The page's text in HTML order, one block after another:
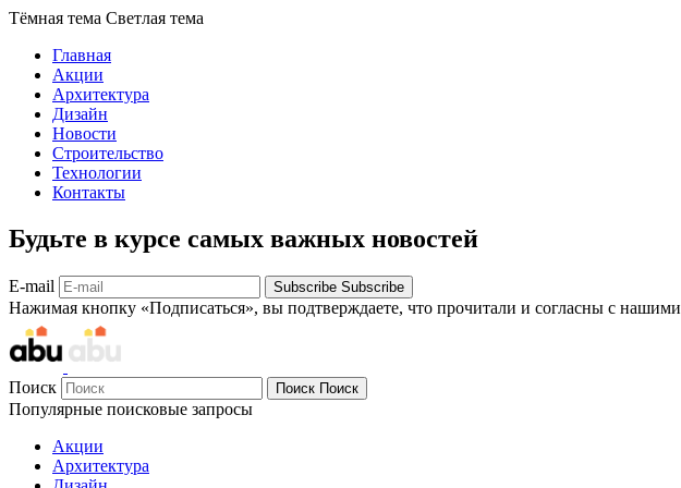
Тёмная тема Светлая тема
Главная
Акции
Архитектура
Дизайн
Новости
Строительство
Технологии
Контакты
Будьте в курсе самых важных новостей
E-mail Subscribe Subscribe
Нажимая кнопку «Подписаться», вы подтверждаете, что прочитали и согласны с нашими
Поиск Поиск Поиск
Популярные поисковые запросы
Акции
Архитектура